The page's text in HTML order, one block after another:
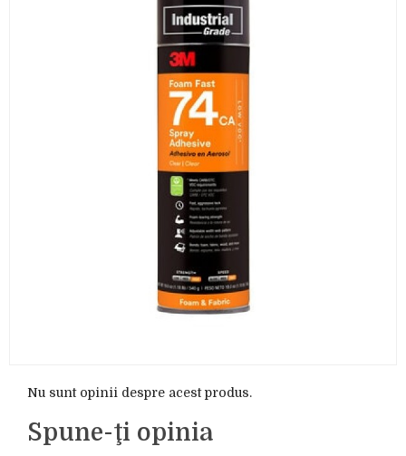
Nu sunt opinii despre acest produs.
Spune-ţi opinia